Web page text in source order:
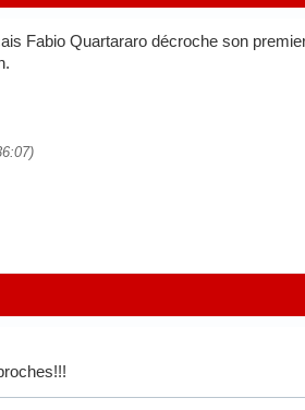
Fabio Quartararo décroche son